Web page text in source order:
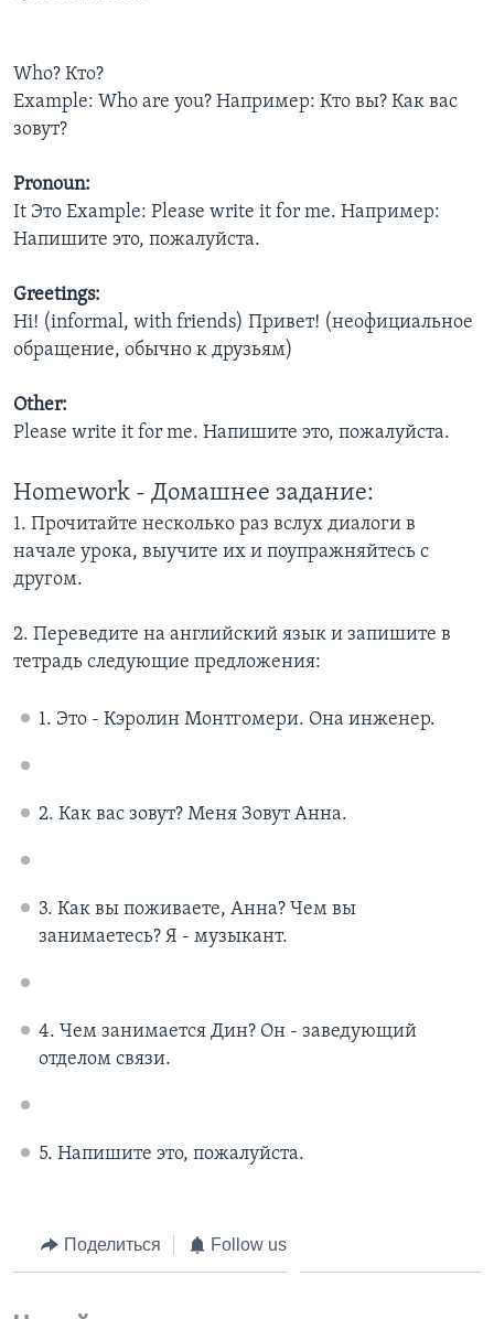
Who? Кто?
Example: Who are you? Например: Кто вы? Как вас
зовут?
Pronoun:
It Это Example: Please write it for me. Например:
Напишите это, пожалуйста.
Greetings:
Hi! (informal, with friends) Привет! (неофициальное
обращение, обычно к друзьям)
Other:
Please write it for me. Напишите это, пожалуйста.
Homework - Домашнее задание:
1. Прочитайте несколько раз вслух диалоги в
начале урока, выучите их и поупражняйтесь с
другом.
2. Переведите на английский язык и запишите в
тетрадь следующие предложения:
1. Это - Кэролин Монтгомери. Она инженер.
2. Как вас зовут? Меня Зовут Анна.
3. Как вы поживаете, Анна? Чем вы
занимаетесь? Я - музыкант.
4. Чем занимается Дин? Он - заведующий
отделом связи.
5. Напишите это, пожалуйста.
Поделиться Follow us